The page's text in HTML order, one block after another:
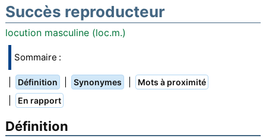
Succès reproducteur
locution masculine (loc.m.)
Sommaire :
Définition Synonymes Mots à proximité
En rapport
Définition